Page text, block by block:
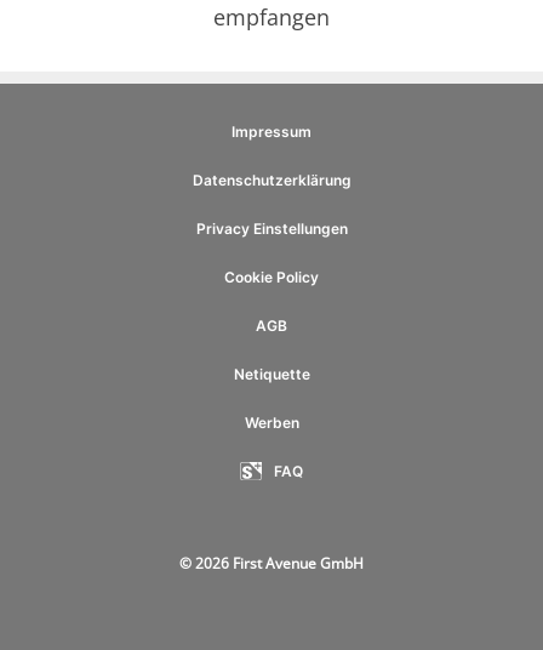
empfangen
Impressum
Datenschutzerklärung
Privacy Einstellungen
Cookie Policy
AGB
Netiquette
Werben
FAQ
© 2026 First Avenue GmbH